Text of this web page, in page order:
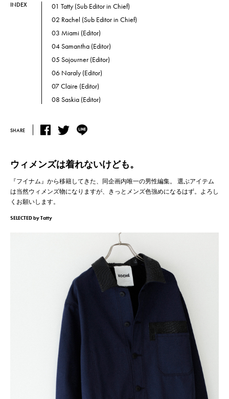
INDEX
01 Tatty (Sub Editor in Chief)
02 Rachel (Sub Editor in Chief)
03 Miami (Editor)
04 Samantha (Editor)
05 Sojourner (Editor)
06 Naraly (Editor)
07 Claire (Editor)
08 Saskia (Editor)
SHARE
ウィメンズは着れないけども。
『フイナム』から移籍してきた、同企画内唯一の男性編集。
選ぶアイテム
は当然ウィメンズ物になりますが、きっとメンズ色強めになるはず。よろし
くお願いします。
SELECTED by Tatty